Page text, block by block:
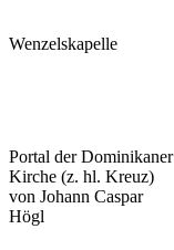
Wenzelskapelle
Portal der Dominikaner
Kirche (z. hl. Kreuz)
von Johann Caspar
Högl